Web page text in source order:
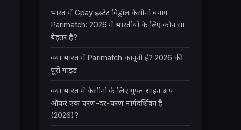
भारत में Gpay इंस्टेंट विड्रॉल कैसीनो बनाम
Parimatch: 2026 में भारतीयों के लिए कौन सा
बेहतर है?
क्या भारत में Parimatch कानूनी है? 2026 की
पूरी गाइड
क्या भारत में कैसीनो के लिए मुफ्त साइन अप
ऑफर एक चरण-दर-चरण मार्गदर्शिका है
(2026)?